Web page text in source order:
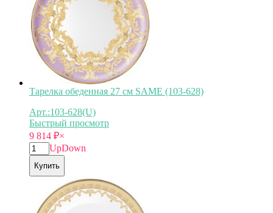
Тарелка обеденная 27 см SAME (103-628)
Арт.:103-628(U)
Быстрый просмотр
9 814 ₽×
UpDown
Купить